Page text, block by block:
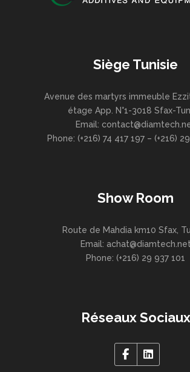
Siège Tunisie
Avenue des martyrs immeuble
étage App. N°1-3018 Sfax-
Email:
Phone: (+216) 74 417 197 – (+216)
Show Room
Route de Mahdia km10 Sfax,
Email:
Phone: (+216) 29 937 101
Réseaux Sociaux